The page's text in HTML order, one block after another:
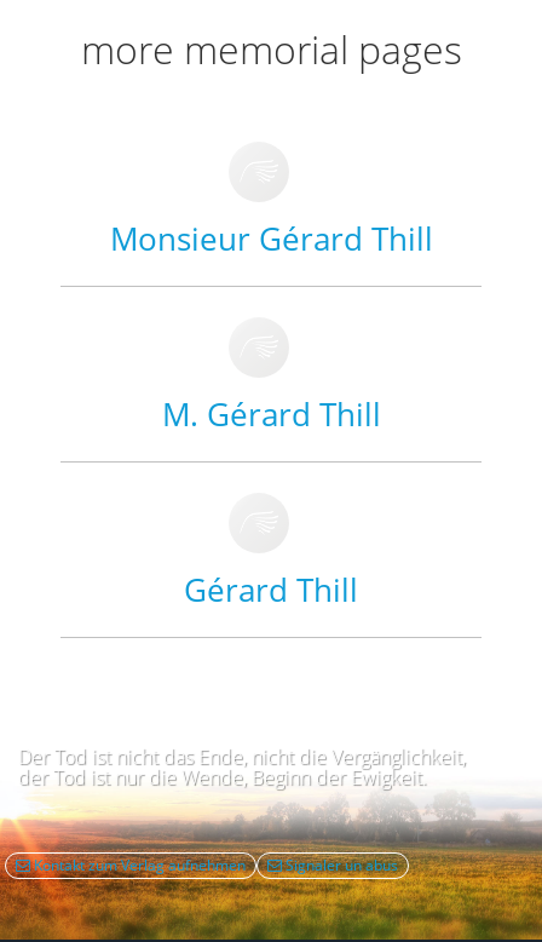
more memorial pages
Monsieur Gérard Thill
M. Gérard Thill
Gérard Thill
Der Tod ist nicht das Ende, nicht die Vergänglichkeit,
der Tod ist nur die Wende, Beginn der Ewigkeit.
Kontakt zum Verlag aufnehmen Signaler un abus